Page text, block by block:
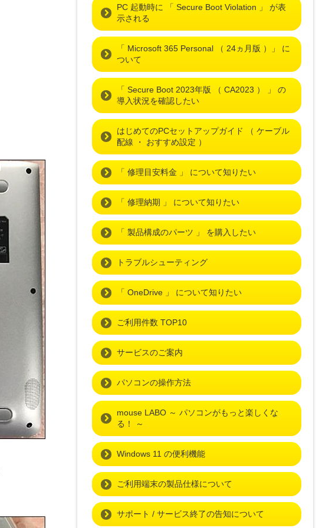
PC 起動時に 「 Secure Boot Violation 」 が表
示される
「 Microsoft 365 Personal （ 24ヵ月版 ）」 に
ついて
「 Secure Boot 2023年版 （ CA2023 ） 」 の
導入状況を確認したい
はじめてのPCセットアップガイド （ ケーブル
配線 ・ おすすめ設定 ）
「 修理目安料金 」 について知りたい
「 修理納期 」 について知りたい
「 製品構成のパーツ 」 を購入したい
トラブルシューティング
「 OneDrive 」 について知りたい
ご利用件数 TOP10
サービスのご案内
パソコンの操作方法
mouse LABO ～ パソコンがもっと楽しくな
る！ ～
Windows 11 の便利機能
ご利用端末の製品仕様について
サポート / サービス終了の告知について